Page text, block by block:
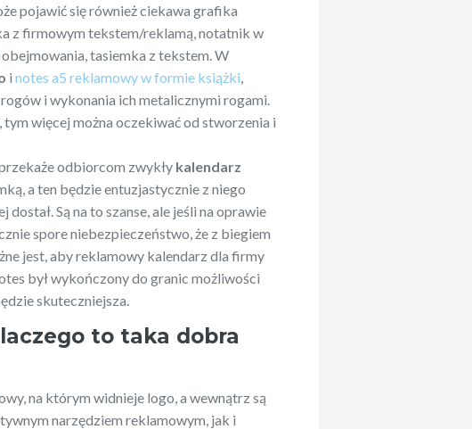
pojawić się również ciekawa grafika
z firmowym tekstem/reklamą, notatnik w
obejmowania, tasiemka z tekstem. W
inotes a5 reklamowy w formie książki,
i wykonania ich metalicznymi rogami.
więcej można oczekiwać od stworzenia i
odbiorcom zwykły kalendarz
a ten będzie entuzjastycznie z niego
Są na to szanse, ale jeśli na oprawie
spore niebezpieczeństwo, że z biegiem
jest, aby reklamowy kalendarz dla firmy
był wykończony do granic możliwości
skuteczniejsza.
to taka dobra
na którym widnieje logo, a wewnątrz są
narzędziem reklamowym, jak i